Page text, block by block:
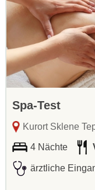
Spa-Test
Kurort Sklene
4 Nächte
ärztliche